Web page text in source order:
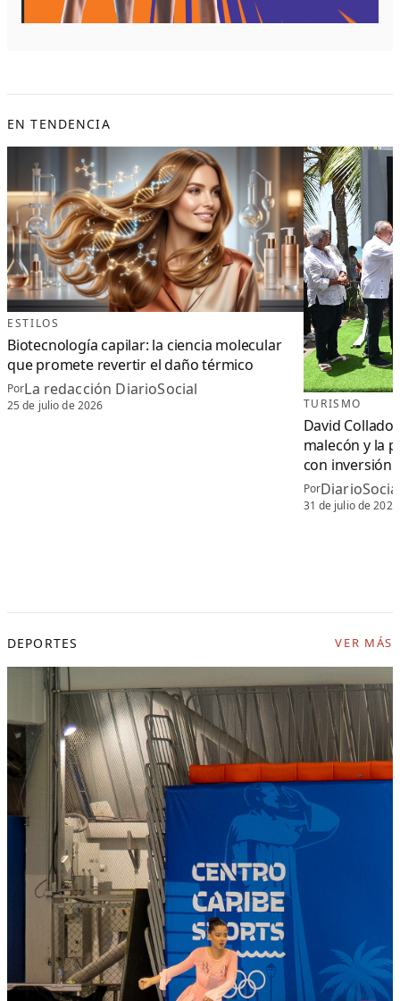
EN TENDENCIA
ESTILOS
Biotecnología capilar: la ciencia molecular
que promete revertir el daño térmico
PorLa redacción DiarioSocial
25 de julio de 2026 TURISMO
David
malecón y la
con inversión
Por
31 de julio de 2026
DEPORTES VER MÁS